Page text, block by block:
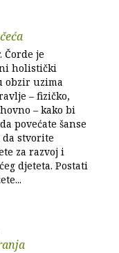
Čorde je
holistički
obzir uzima
– fizičko,
– kako bi
povećate šanse
da stvorite
za razvoj i
djeteta. Postati